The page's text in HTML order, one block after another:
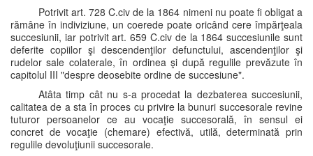
Potrivit art. 728 C.civ de la 1864 nimeni nu poate fi obligat a
rămâne în indiviziune, un coerede poate oricând cere împărţeala
succesiunii, iar potrivit art. 659 C.civ de la 1864 succesiunile sunt
deferite copiilor şi descendenţilor defunctului, ascendenţilor şi
rudelor sale colaterale, în ordinea şi după regulile prevăzute în
capitolul III "despre deosebite ordine de succesiune".
Atâta timp cât nu s-a procedat la dezbaterea succesiunii,
calitatea de a sta în proces cu privire la bunuri succesorale revine
tuturor persoanelor ce au vocaţie succesorală, în sensul ei
concret de vocaţie (chemare) efectivă, utilă, determinată prin
regulile devoluţiunii succesorale.